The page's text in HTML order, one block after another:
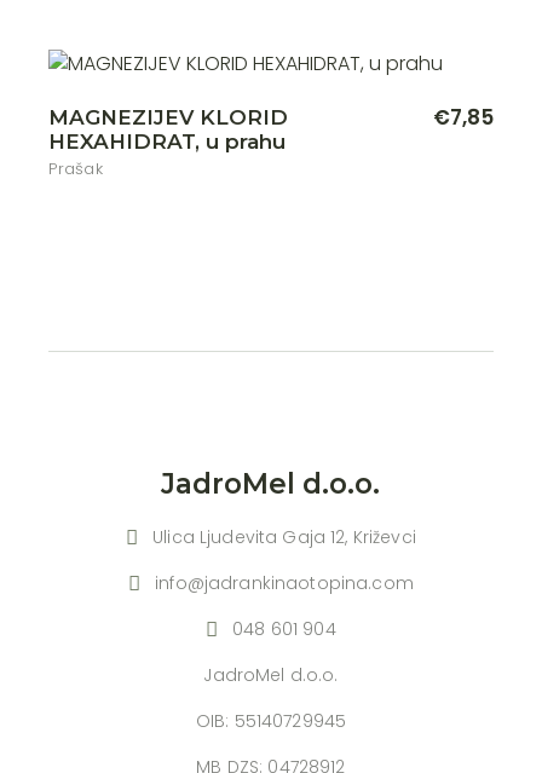
MAGNEZIJEV KLORID
HEXAHIDRAT, u prahu
Prašak
€7,85
JadroMel d.o.o.
Ulica Ljudevita Gaja 12, Križevci
info@jadrankinaotopina.com
048 601 904
JadroMel d.o.o.
OIB: 55140729945
MB DZS: 04728912